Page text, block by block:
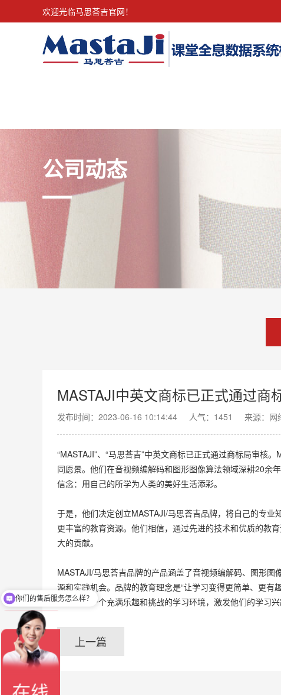
欢迎光临马思荅吉官网！
公司动态
MASTAJI中英文商标已正式通过商
发布时间：2023-06-16 10:14:44 人气： 1451 来源：网
“MASTAJI”、“马思荅吉”中英文商标已正式通过商标局审核
同愿景。他们在音视频编解码和图形图像算法领域深耕20余
信念：用自己的所学为人类的美好生活添彩。
于是，他们决定创立MASTAJI/马思荅吉品牌，将自己的专
更丰富的教育资源。他们相信，通过先进的技术和优质的教
大的贡献。
MASTAJI/马思荅吉品牌的产品涵盖了音视频编解码、图形
源和实践机会。品牌的教育理念是“让学习变得更简单、更
生们打造一个充满乐趣和挑战的学习环境，激发他们的学习兴
上一篇
可以介绍下你们的优势么？
你们的售后服务怎么样？